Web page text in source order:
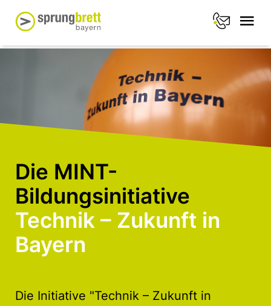
Die MINT-
Bildungsinitiative
Technik – Zukunft in
Bayern
Die Initiative "Technik – Zukunft in